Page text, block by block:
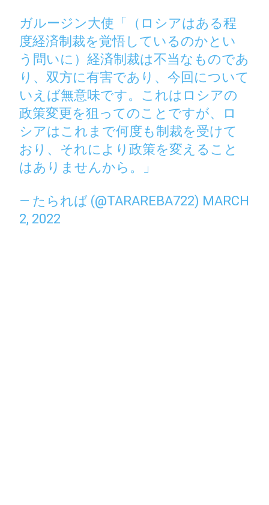
ガルージン大使「（ロシアはある程
度経済制裁を覚悟しているのかとい
う問いに）経済制裁は不当なものであ
り、双方に有害であり、今回について
いえば無意味です。これはロシアの
政策変更を狙ってのことですが、ロ
シアはこれまで何度も制裁を受けて
おり、それにより政策を変えること
はありませんから。」
— たられば (@TARAREBA722) MARCH
2, 2022